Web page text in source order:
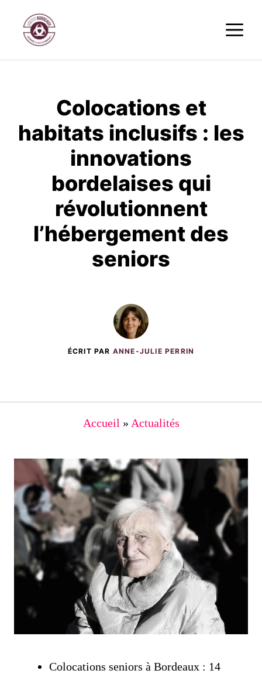
contenu
Colocations et
habitats inclusifs : les
innovations
bordelaises qui
révolutionnent
l’hébergement des
seniors
ÉCRIT PAR ANNE-JULIE PERRIN
Accueil » Actualités
Colocations seniors à Bordeaux : 14